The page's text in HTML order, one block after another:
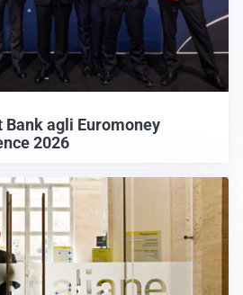
Bank agli Euromoney
2026